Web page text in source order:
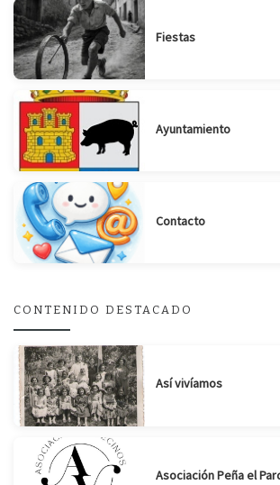
Fiestas
Ayuntamiento
Contacto
CONTENIDO DESTACADO
Así vivíamos
Asociación Peña el